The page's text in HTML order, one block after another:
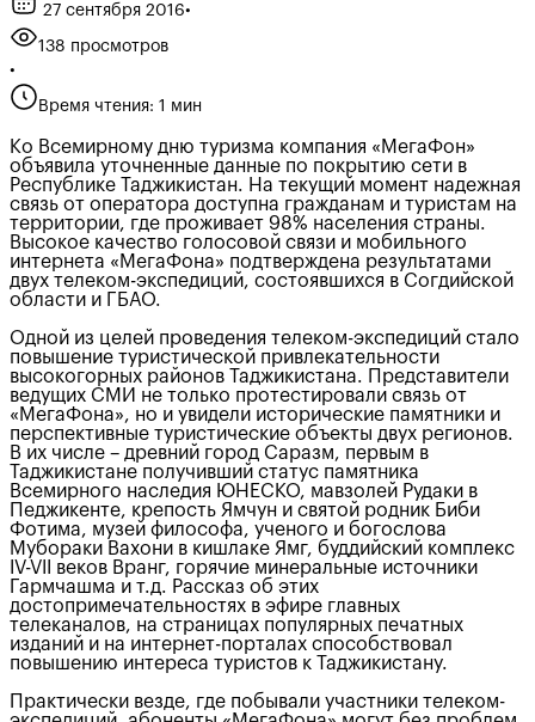
27 сентября 2016•
138 просмотров
•
Время чтения: 1 мин
Ко Всемирному дню туризма компания «МегаФон»
объявила уточненные данные по покрытию сети в
Республике Таджикистан. На текущий момент надежная
связь от оператора доступна гражданам и туристам на
территории, где проживает 98% населения страны.
Высокое качество голосовой связи и мобильного
интернета «МегаФона» подтверждена результатами
двух телеком-экспедиций, состоявшихся в Согдийской
области и ГБАО.
Одной из целей проведения телеком-экспедиций стало
повышение туристической привлекательности
высокогорных районов Таджикистана. Представители
ведущих СМИ не только протестировали связь от
«МегаФона», но и увидели исторические памятники и
перспективные туристические объекты двух регионов.
В их числе – древний город Саразм, первым в
Таджикистане получивший статус памятника
Всемирного наследия ЮНЕСКО, мавзолей Рудаки в
Педжикенте, крепость Ямчун и святой родник Биби
Фотима, музей философа, ученого и богослова
Мубораки Вахони в кишлаке Ямг, буддийский комплекс
IV-VII веков Вранг, горячие минеральные источники
Гармчашма и т.д. Рассказ об этих
достопримечательностях в эфире главных
телеканалов, на страницах популярных печатных
изданий и на интернет-порталах способствовал
повышению интереса туристов к Таджикистану.
Практически везде, где побывали участники телеком-